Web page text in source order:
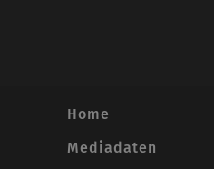
Home
Mediadaten